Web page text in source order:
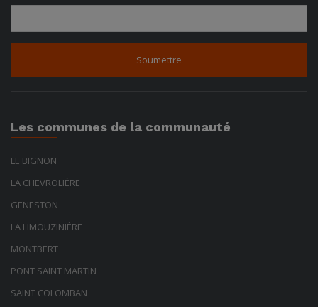
Les communes de la communauté
LE BIGNON
LA CHEVROLIÈRE
GENESTON
LA LIMOUZINIÈRE
MONTBERT
PONT SAINT MARTIN
SAINT COLOMBAN